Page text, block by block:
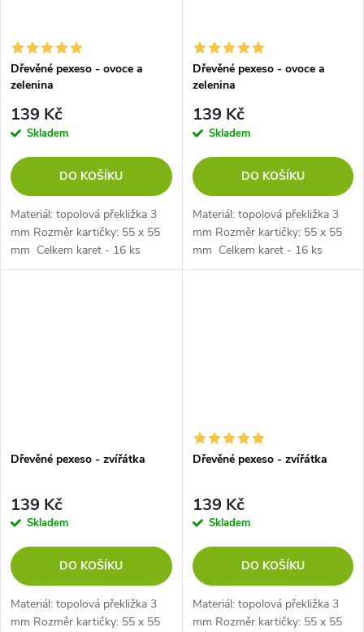
Dřevěné pexeso - ovoce a
zelenina
139 Kč
Skladem
DO KOŠÍKU
Materiál: topolová překližka 3
mm Rozměr kartičky: 55 x 55
mm Celkem karet - 16 ks
Dřevěné pexeso - ovoce a
zelenina
139 Kč
Skladem
DO KOŠÍKU
Materiál: topolová překližka 3
mm Rozměr kartičky: 55 x 55
mm Celkem karet - 16 ks
Dřevěné pexeso - zvířátka
139 Kč
Skladem
DO KOŠÍKU
Materiál: topolová překližka 3
mm Rozměr kartičky: 55 x 55
Dřevěné pexeso - zvířátka
139 Kč
Skladem
DO KOŠÍKU
Materiál: topolová překližka 3
mm Rozměr kartičky: 55 x 55